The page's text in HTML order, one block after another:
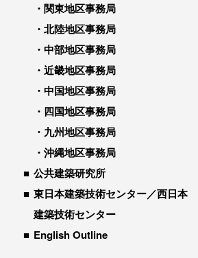
関東地区事務局
北陸地区事務局
中部地区事務局
近畿地区事務局
中国地区事務局
四国地区事務局
九州地区事務局
沖縄地区事務局
公共建築研究所
東日本建築技術センター／西日本
建築技術センター
English Outline